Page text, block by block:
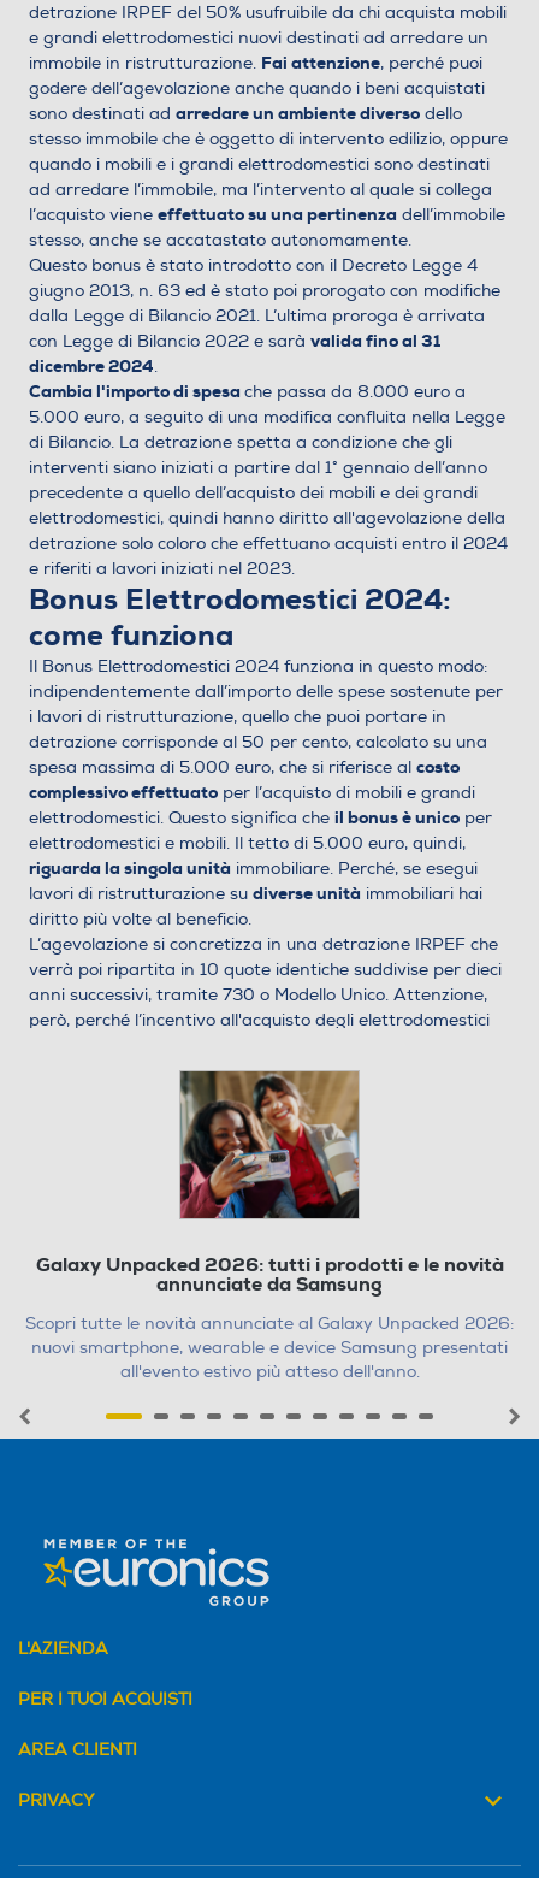
detrazione IRPEF del 50% usufruibile da chi acquista mobili
e grandi elettrodomestici nuovi destinati ad arredare un
immobile in ristrutturazione. Fai attenzione, perché puoi
godere dell’agevolazione anche quando i beni acquistati
sono destinati adarredare un ambiente diverso dello
stesso immobile che è oggetto di intervento edilizio, oppure
quando i mobili e i grandi elettrodomestici sono destinati
ad arredare l’immobile, ma l’intervento al quale si collega
l’acquisto vieneeffettuato su una pertinenza dell’immobile
stesso, anche se accatastato autonomamente.
Questo bonus è stato introdotto con il Decreto Legge 4
giugno 2013, n. 63 ed è stato poi prorogato con modifiche
dalla Legge di Bilancio 2021. L’ultima proroga è arrivata
con Legge di Bilancio 2022 e saràvalida fino al 31
dicembre 2024.
Cambia l'importo di spesache passa da 8.000 euro a
5.000 euro, a seguito di una modifica confluita nella Legge
di Bilancio. La detrazione spetta a condizione che gli
interventi siano iniziati a partire dal 1° gennaio dell’anno
precedente a quello dell’acquisto dei mobili e dei grandi
elettrodomestici, quindi hanno diritto all'agevolazione della
detrazione solo coloro che effettuano acquisti entro il 2024
e riferiti a lavori iniziati nel 2023.
Bonus Elettrodomestici 2024:
come funziona
Il Bonus Elettrodomestici 2024 funziona in questo modo:
indipendentemente dall’importo delle spese sostenute per
i lavori di ristrutturazione, quello che puoi portare in
detrazione corrisponde al 50 per cento, calcolato su una
spesa massima di 5.000 euro, che si riferisce alcosto
complessivo effettuato per l’acquisto di mobili e grandi
elettrodomestici. Questo significa cheil bonus è unico per
elettrodomestici e mobili. Il tetto di 5.000 euro, quindi,
riguarda la singola unità immobiliare. Perché, se esegui
lavori di ristrutturazione sudiverse unità immobiliari hai
diritto più volte al beneficio.
L’agevolazione si concretizza in una detrazione IRPEF che
verrà poi ripartita in 10 quote identiche suddivise per dieci
anni successivi, tramite 730 o Modello Unico. Attenzione,
però, perché l’incentivo all'acquisto degli elettrodomestici
sugli apparecchi che vengono acquistati dopo l'inizio dei
lavori di ristrutturazione.
Bonus Elettrodomestici: i requisiti
Come per gli altri bonus previsti dalla manovra di rilancio
del Governo italiano, anche per il Bonus Mobili e
Elettrodomestici 2024, l'Agenzia delle Entrate ha stabilito
chiarimenti in merito ailavori di ristrutturazioneche
consentono di fruire delle agevolazioni.
IRPEF del 50% solo per le spese sostenute per l’acquisto di
elettrodomestici legati a doppio filo alle attività seguenti:
manutenzione straordinaria, restauro e risanamento
conservativo e ristrutturazione edilizia susingoli
appartamenti.Al contrario, i lavori di manutenzione
intonaci interni) non danno diritto al bonus;
ricostruzione o ripristino di un immobile danneggiato
da eventi calamitosi, se è stato dichiarato lo
restauro, risanamento conservativo e ristrutturazione
imprese di costruzione o ristrutturazione immobiliare e
dei lavori vendono o assegnano l’immobile;
restauro e risanamento conservativo, ristrutturazione
all'ENEAdegli acquisti di alcuni elettrodomestici per i quali
Galaxy Unpacked 2026: tutti i prodotti e le novità
annunciate da Samsung
Scopri tutte le novità annunciate al Galaxy Unpacked 2026:
nuovi smartphone, wearable e device Samsung presentati
all'evento estivo più atteso dell'anno.
L'AZIENDA
PER I TUOI ACQUISTI
AREA CLIENTI
PRIVACY